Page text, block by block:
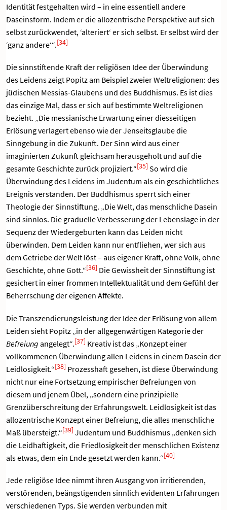
Identität festgehalten wird – in eine essentiell andere
Daseinsform. Indem er die allozentrische Perspektive auf sich
selbst zurückwendet, ‘alteriert‘ er sich selbst. Er selbst wird der
‘ganz andere‘“.[34]
Die sinnstiftende Kraft der religiösen Idee der Überwindung
des Leidens zeigt Popitz am Beispiel zweier Weltreligionen: des
jüdischen Messias-Glaubens und des Buddhismus. Es ist dies
das einzige Mal, dass er sich auf bestimmte Weltreligionen
bezieht. „Die messianische Erwartung einer diesseitigen
Erlösung verlagert ebenso wie der Jenseitsglaube die
Sinngebung in die Zukunft. Der Sinn wird aus einer
imaginierten Zukunft gleichsam herausgeholt und auf die
gesamte Geschichte zurück projiziert.“[35] So wird die
Überwindung des Leidens im Judentum als ein geschichtliches
Ereignis verstanden. Der Buddhismus sperrt sich einer
Theologie der Sinnstiftung. „Die Welt, das menschliche Dasein
sind sinnlos. Die graduelle Verbesserung der Lebenslage in der
Sequenz der Wiedergeburten kann das Leiden nicht
überwinden. Dem Leiden kann nur entfliehen, wer sich aus
dem Getriebe der Welt löst – aus eigener Kraft, ohne Volk, ohne
Geschichte, ohne Gott.“[36] Die Gewissheit der Sinnstiftung ist
gesichert in einer frommen Intellektualität und dem Gefühl der
Beherrschung der eigenen Affekte.
Die Transzendierungsleistung der Idee der Erlösung von allem
Leiden sieht Popitz „in der allgegenwärtigen Kategorie der
Befreiung angelegt“.[37] Kreativ ist das „Konzept einer
vollkommenen Überwindung allen Leidens in einem Dasein der
Leidlosigkeit.“[38] Prozesshaft gesehen, ist diese Überwindung
nicht nur eine Fortsetzung empirischer Befreiungen von
diesem und jenem Übel, „sondern eine prinzipielle
Grenzüberschreitung der Erfahrungswelt. Leidlosigkeit ist das
allozentrische Konzept einer Befreiung, die alles menschliche
Maß übersteigt.“[39] Judentum und Buddhismus „denken sich
die Leidhaftigkeit, die Friedlosigkeit der menschlichen Existenz
als etwas, dem ein Ende gesetzt werden kann.“[40]
Jede religiöse Idee nimmt ihren Ausgang von irritierenden,
verstörenden, beängstigenden sinnlich evidenten Erfahrungen
verschiedenen Typs. Sie werden verbunden mit